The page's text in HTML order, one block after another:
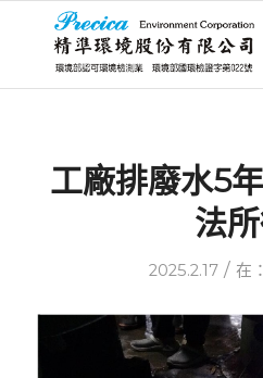
工廠排廢水5
法
2025.2.17 / 在：